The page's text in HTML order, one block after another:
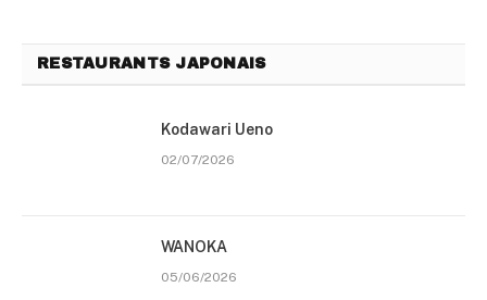
RESTAURANTS JAPONAIS
Kodawari Ueno
02/07/2026
WANOKA
05/06/2026